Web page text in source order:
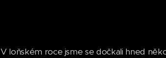
V loňském roce jsme se dočkali hned